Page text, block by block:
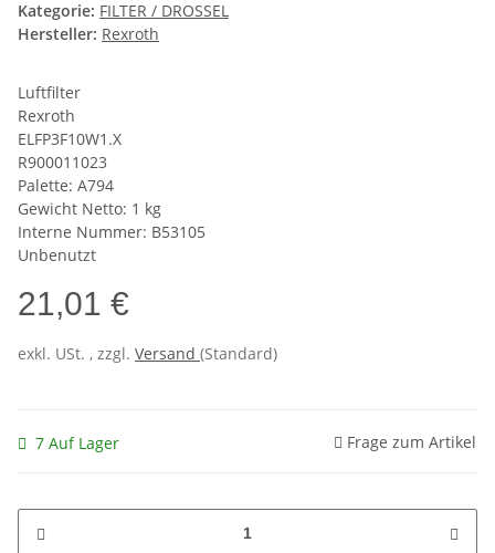
Kategorie: FILTER / DROSSEL
Hersteller: Rexroth
Luftfilter
Rexroth
ELFP3F10W1.X
R900011023
Palette: A794
Gewicht Netto: 1 kg
Interne Nummer: B53105
Unbenutzt
21,01 €
exkl. USt. , zzgl. Versand (Standard)
7 Auf Lager Frage zum Artikel